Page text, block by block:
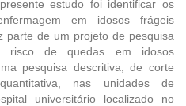
estudo foi identificar os
em idosos frágeis
parte de um projeto de pesquisa
risco de quedas em idosos
pesquisa descritiva, de corte
nas unidades de
universitário localizado no